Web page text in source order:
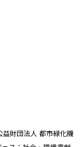
財団法人 都市緑化機